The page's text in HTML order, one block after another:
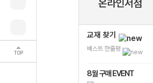
TOP
온라인서점
교재 찾기
베스트 한줄평
8월 구매 EVENT